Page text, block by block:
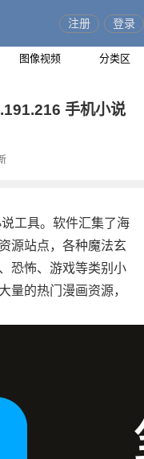
图像视频 分类区
注册 登录
手机小说
工具。软件汇集了海
源站点，各种魔法玄
恐怖、游戏等类别小
量的热门漫画资源，